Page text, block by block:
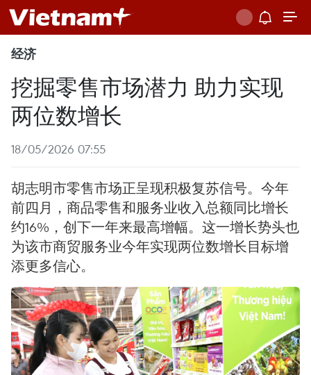
经济
挖掘零售市场潜力 助力实现
两位数增长
18/05/2026 07:55
胡志明市零售市场正呈现积极复苏信号。今年
前四月，商品零售和服务业收入总额同比增长
约16%，创下一年来最高增幅。这一增长势头也
为该市商贸服务业今年实现两位数增长目标增
添更多信心。